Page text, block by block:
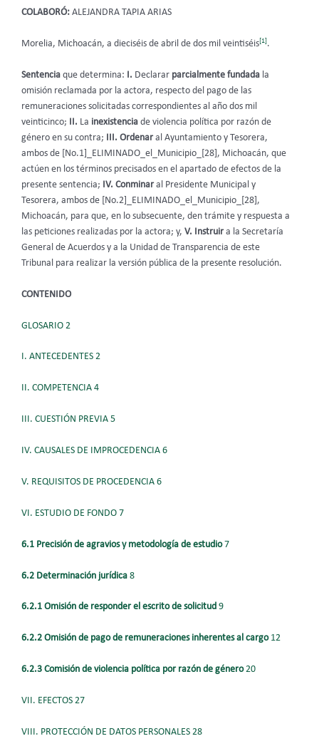
COLABORÓ: ALEJANDRA TAPIA ARIAS
Morelia, Michoacán, a dieciséis de abril de dos mil veintiséis[1].
Sentencia que determina: I. Declarar parcialmente fundada la
omisión reclamada por la actora, respecto del pago de las
remuneraciones solicitadas correspondientes al año dos mil
veinticinco;
II. La inexistencia de violencia política por razón de
género en su contra;
III. Ordenaral Ayuntamiento y Tesorera,
ambos de [No.1]_ELIMINADO_el_Municipio_[28], Michoacán, que
actúen en los términos precisados en el apartado de efectos de la
presente sentencia;
IV. Conminaral Presidente Municipal y
Tesorera, ambos de [No.2]_ELIMINADO_el_Municipio_[28],
Michoacán, para que, en lo subsecuente, den trámite y respuesta a
las peticiones realizadas por la actora; y, V. Instruira la Secretaría
General de Acuerdos y a la Unidad de Transparencia de este
Tribunal para realizar la versión pública de la presente resolución.
CONTENIDO
GLOSARIO 2
I. ANTECEDENTES 2
II. COMPETENCIA 4
III. CUESTIÓN PREVIA 5
IV. CAUSALES DE IMPROCEDENCIA 6
V. REQUISITOS DE PROCEDENCIA 6
VI. ESTUDIO DE FONDO 7
6.1 Precisión de agravios y metodología de estudio7
6.2 Determinación jurídica 8
6.2.1 Omisión de responder el escrito de solicitud 9
6.2.2 Omisión de pago de remuneraciones inherentes al cargo12
6.2.3 Comisión de violencia política por razón de género20
VII. EFECTOS 27
VIII. PROTECCIÓN DE DATOS PERSONALES 28